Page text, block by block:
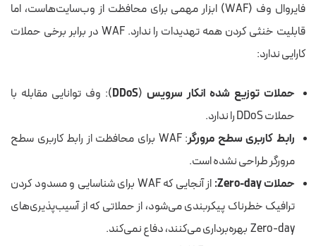
فایروال وف (WAF) ابزار مهمی برای محافظت از وب‌سایت‌هاست، اما
قابلیت خنثی کردن همه تهدیدات را ندارد. WAF در برابر برخی حملات
کارایی ندارد:
حملات توزیع شده انکار سرویس (
DDoS): وف توانایی مقابله با
حملات DDoS را ندارد.
رابط کاربری سطح مرورگر
: WAF برای محافظت از رابط کاربری سطح
مرورگر طراحی نشده است.
حملات Zero-day:
از آنجایی که WAF برای شناسایی و مسدود کردن
ترافیک خطرناک پیکربندی می‌شود، از حملاتی که از آسیب‌پذیری‌های
Zero-day بهره‌برداری می‌کنند، دفاع نمی‌کند.